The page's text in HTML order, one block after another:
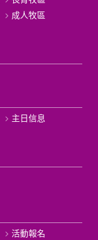
成人牧區
主日信息
活動報名